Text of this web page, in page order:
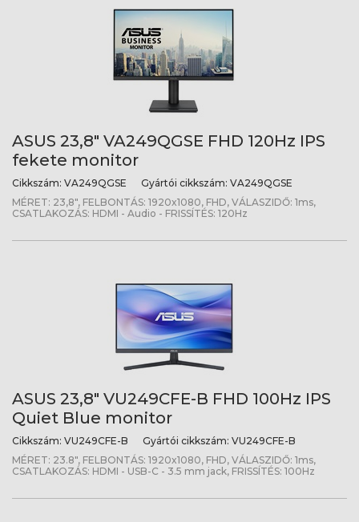
ASUS 23,8" VA249QGSE FHD 120Hz IPS
fekete monitor
Cikkszám: VA249QGSE Gyártói cikkszám: VA249QGSE
MÉRET: 23,8", FELBONTÁS: 1920x1080, FHD, VÁLASZIDŐ: 1ms,
CSATLAKOZÁS: HDMI - Audio - FRISSÍTÉS: 120Hz
ASUS 23,8" VU249CFE-B FHD 100Hz IPS
Quiet Blue monitor
Cikkszám: VU249CFE-B Gyártói cikkszám: VU249CFE-B
MÉRET: 23.8", FELBONTÁS: 1920x1080, FHD, VÁLASZIDŐ: 1ms,
CSATLAKOZÁS: HDMI - USB-C - 3.5 mm jack, FRISSÍTÉS: 100Hz